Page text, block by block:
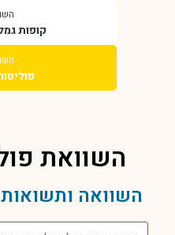
קופות
השוואת
השוואה